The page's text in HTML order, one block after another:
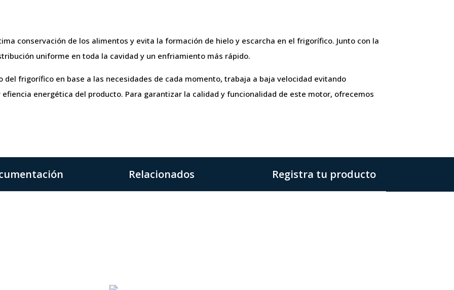
conservación de los alimentos y evita la formación de hielo y escarcha en el frigorífico. Junto con la
uniforme en toda la cavidad y un enfriamiento más rápido.
del frigorífico en base a las necesidades de cada momento, trabaja a baja velocidad evitando
energética del producto. Para garantizar la calidad y funcionalidad de este motor, ofrecemos
Relacionados Registra tu producto